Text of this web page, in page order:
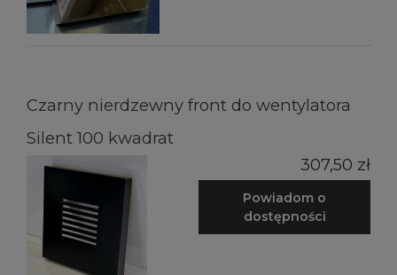
Czarny nierdzewny front do wentylatora
Silent 100 kwadrat
307,50 zł
Powiadom o
dostępności